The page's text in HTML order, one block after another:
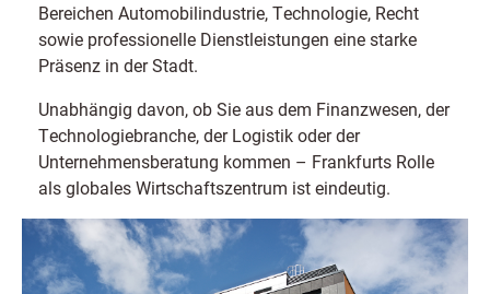
Bereichen Automobilindustrie, Technologie, Recht
sowie professionelle Dienstleistungen eine starke
Präsenz in der Stadt.
Unabhängig davon, ob Sie aus dem Finanzwesen, der
Technologiebranche, der Logistik oder der
Unternehmensberatung kommen – Frankfurts Rolle
als globales Wirtschaftszentrum ist eindeutig.